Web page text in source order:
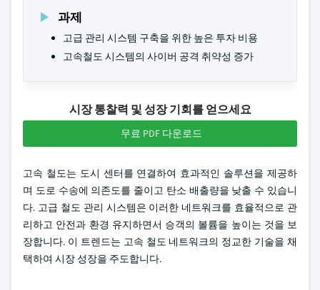
과제
고급 관리 시스템 구축을 위한 높은 투자 비용
고속철도 시스템의 사이버 공격 취약성 증가
시장 통찰력 및 성장 기회를 얻으세요
무료 PDF 다운로드
고속 철도는 도시 센터를 연결하여 효과적인 솔루션을 제공하
며 도로 수송에 의존도를 줄이고 탄소 배출량을 낮출 수 있습니
다. 고급 철도 관리 시스템은 이러한 네트워크를 효율적으로 관
리하고 안전과 환경 유지하면서 승객의 볼륨을 높이는 것을 보
장합니다. 이 트렌드는 고속 철도 네트워크의 정교한 기술을 채
택하여 시장 성장을 주도합니다.